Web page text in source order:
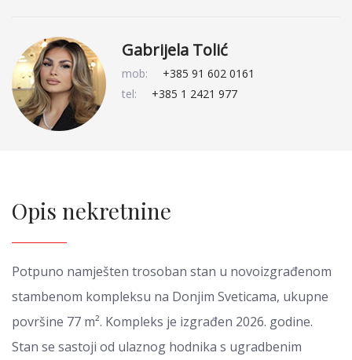
Gabrijela Tolić
mob:
+385 91 602 0161
tel:
+385 1 2421 977
Opis nekretnine
Potpuno namješten trosoban stan u novoizgrađenom
stambenom kompleksu na Donjim Sveticama, ukupne
površine 77 m². Kompleks je izgrađen 2026. godine.
Stan se sastoji od ulaznog hodnika s ugradbenim